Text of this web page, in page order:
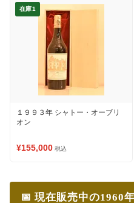
在庫1
１９９３年 シャトー・オーブリ
オン
¥155,000 税込
📅 現在販売中の1960